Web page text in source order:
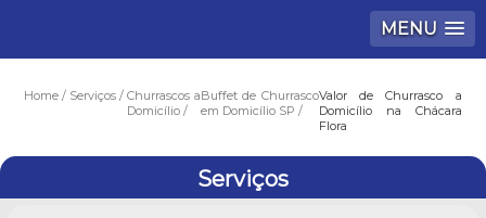
MENU
Home Serviços
Churrascos a
Domicílio
Buffet de Churrasco
em Domicílio SP
Valor de Churrasco a
Domicílio na Chácara
Flora
Serviços